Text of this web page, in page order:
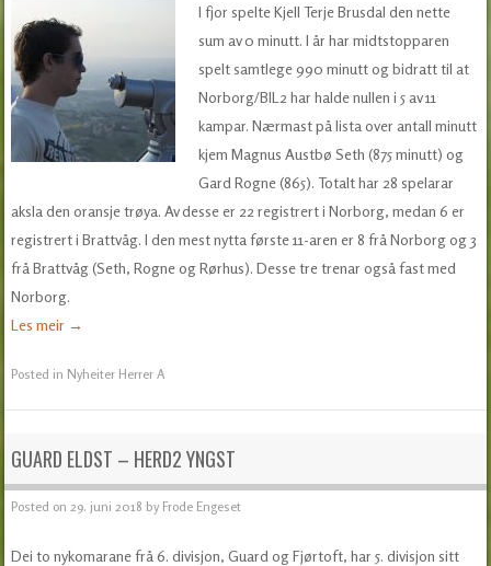
I fjor spelte Kjell Terje Brusdal den nette
sum av 0 minutt. I år har midtstopparen
spelt samtlege 990 minutt og bidratt til at
Norborg/BIL2 har halde nullen i 5 av 11
kampar. Nærmast på lista over antall minutt
kjem Magnus Austbø Seth (875 minutt) og
Gard Rogne (865). Totalt har 28 spelarar
aksla den oransje trøya. Av desse er 22 registrert i Norborg, medan 6 er
registrert i Brattvåg. I den mest nytta første 11-aren er 8 frå Norborg og 3
frå Brattvåg (Seth, Rogne og Rørhus). Desse tre trenar også fast med
Norborg.
Les meir →
Posted in Nyheiter Herrer A
GUARD ELDST – HERD2 YNGST
Posted on 29. juni 2018 by Frode Engeset
Dei to nykomarane frå 6. divisjon, Guard og Fjørtoft, har 5. divisjon sitt